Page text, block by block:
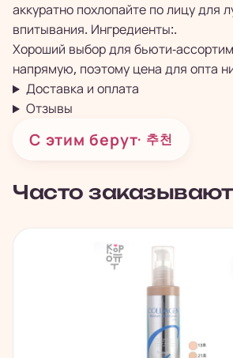
аккуратно похлопайте по лицу для
впитывания. Ингредиенты:.
Хороший выбор для бьюти-
напрямую, поэтому цена для опта
Доставка и оплата
Отзывы
С этим берут· 추천
Часто